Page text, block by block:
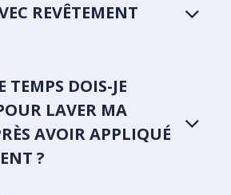
REVÊTEMENT
TEMPS DOIS-JE
LAVER MA
AVOIR APPLIQUÉ
?